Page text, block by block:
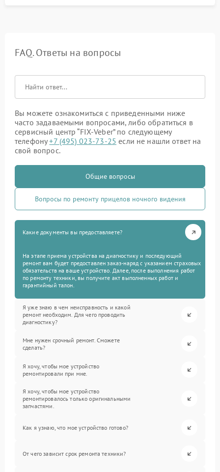
FAQ. Ответы на вопросы
Вы можете ознакомиться с приведенными ниже
часто задаваемыми вопросами, либо обратиться в
сервисный центр “FIX-Veber” по следующему
телефону+7 (495) 023-73-25 если не нашли ответ на
свой вопрос.
Общие вопросы
Вопросы по ремонту прицелов ночного видения
Какие документы вы предоставляете?
На этапе приема устройства на диагностику и последующий
ремонт вам будет предоставлен заказ-наряд с указанием страховых
обязательств на ваше устройство. Далее, после выполнения работ
по ремонту техники, вы получите акт выполненных работ и
гарантийный талон.
Я уже знаю в чем неисправность и какой
ремонт необходим. Для чего проводить
диагностику?
Мне нужен срочный ремонт. Сможете
сделать?
Я хочу, чтобы мое устройство
ремонтировали при мне.
Я хочу, чтобы мое устройство
ремонтировалось только оригинальными
запчастями.
Как я узнаю, что мое устройство готово?
От чего зависит срок ремонта техники?